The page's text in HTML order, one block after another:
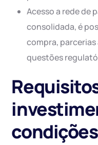
Acesso a rede de
consolidada, é
compra,
questões